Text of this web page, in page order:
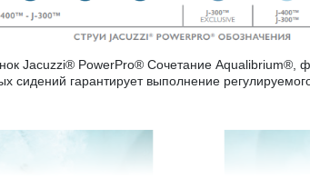
Jacuzzi® PowerPro® Сочетание Aqualibrium®,
сидений гарантирует выполнение